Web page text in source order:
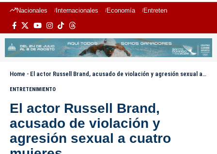
Nacionales Internacionales Economía Entretenimiento
Home - El actor Russell Brand, acusado de violación y agresión sexual a cuatro mujeres
ENTRETENIMIENTO
El actor Russell Brand,
acusado de violación y
agresión sexual a cuatro